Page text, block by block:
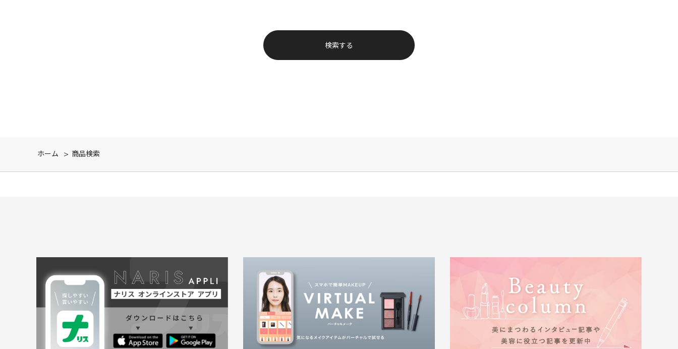
ホーム > 商品検索